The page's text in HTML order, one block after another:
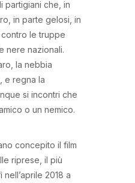
partigiani che, in
in parte gelosi, in
le truppe
nere nazionali.
la nebbia
e regna la
si incontri che
o un nemico.
concepito il film
riprese, il più
2018 a